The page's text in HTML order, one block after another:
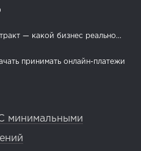
— какой бизнес реально...
принимать онлайн-платежи
минимальными